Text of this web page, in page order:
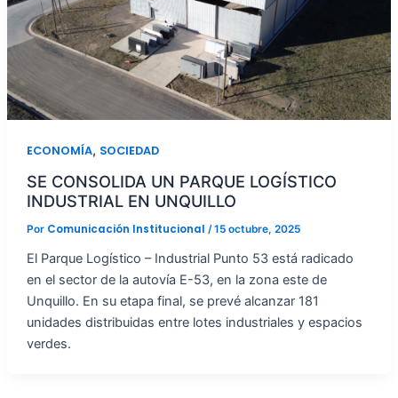
ECONOMÍA, SOCIEDAD
SE CONSOLIDA UN PARQUE LOGÍSTICO
INDUSTRIAL EN UNQUILLO
Por Comunicación Institucional /15 octubre, 2025
El Parque Logístico – Industrial Punto 53 está radicado
en el sector de la autovía E-53, en la zona este de
Unquillo. En su etapa final, se prevé alcanzar 181
unidades distribuidas entre lotes industriales y espacios
verdes.